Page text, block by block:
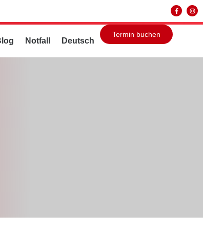
Notfall Deutsch
Termin buchen